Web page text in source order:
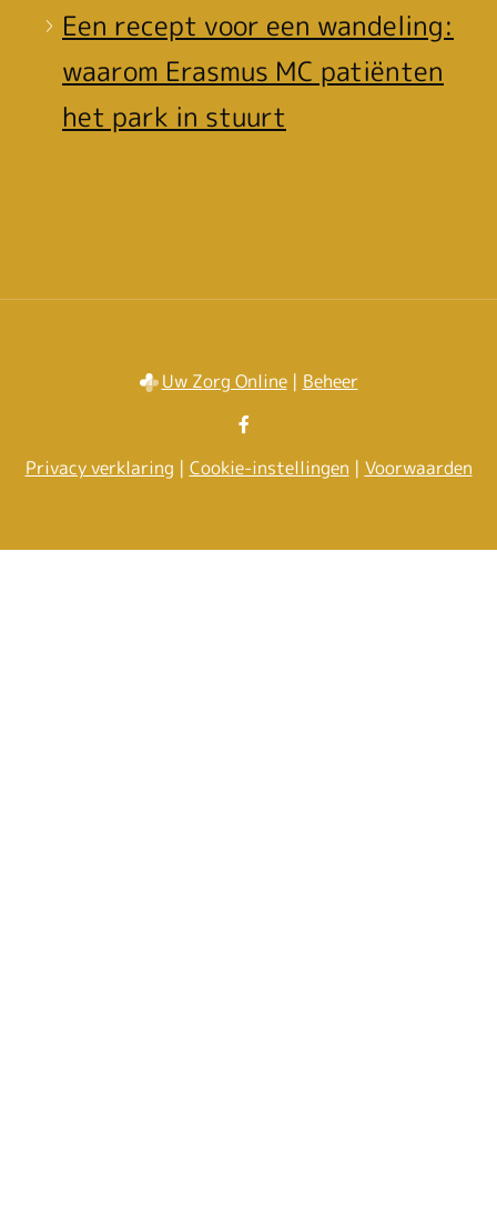
Een recept voor een wandeling:
waarom Erasmus MC patiënten
het park in stuurt
Uw Zorg Online| Beheer
facebook
Privacy verklaring | Cookie-instellingen | Voorwaarden